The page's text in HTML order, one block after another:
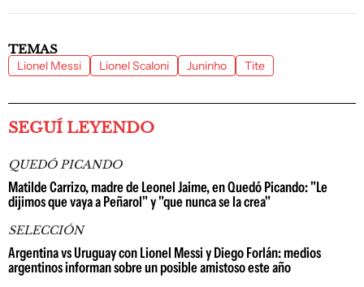
TEMAS
Lionel Messi Lionel Scaloni Juninho Tite
SEGUÍ LEYENDO
QUEDÓ PICANDO
Matilde Carrizo, madre de Leonel Jaime, en Quedó Picando: "Le
dijimos que vaya a Peñarol" y "que nunca se la crea"
SELECCIÓN
Argentina vs Uruguay con Lionel Messi y Diego Forlán: medios
argentinos informan sobre un posible amistoso este año